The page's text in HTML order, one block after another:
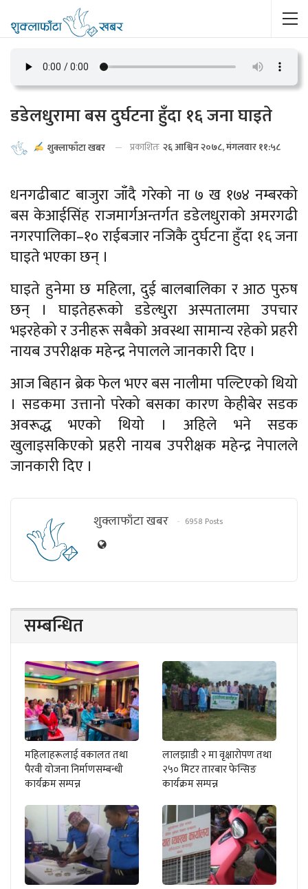
डडेलधुरामा बस दुर्घटना हुँदा १६ जना घाइते
शुक्लाफाँटा खबर प्रकाशितः २६ आश्विन २०७८, मंगलवार ११:५८
धनगढीबाट बाजुरा जाँदै गरेको ना ७ ख १७४ नम्बरको
बस केआईसिंह राजमार्गअन्तर्गत डडेलधुराको अमरगढी
नगरपालिका–१० राईबजार नजिकै दुर्घटना हुँदा १६ जना
घाइते भएका छन् ।
घाइते हुनेमा छ महिला, दुई बालबालिका र आठ पुरुष
छन् । घाइतेहरूको डडेल्धुरा अस्पतालमा उपचार
भइरहेको र उनीहरू सबैको अवस्था सामान्य रहेको प्रहरी
नायब उपरीक्षक महेन्द्र नेपालले जानकारी दिए ।
आज बिहान ब्रेक फेल भएर बस नालीमा पल्टिएको थियो
। सडकमा उत्तानो परेको बसका कारण केहीबेर सडक
अवरूद्ध भएको थियो । अहिले भने सडक
खुलाइसकिएको प्रहरी नायब उपरीक्षक महेन्द्र नेपालले
जानकारी दिए ।
शुक्लाफाँटा खबर 6958 Posts
सम्बन्धित
महिलाहरूलाई वकालत तथा
पैरवी योजना निर्माणसम्बन्धी
कार्यक्रम सम्पन्न
लालझाडी २ मा वृक्षारोपण तथा
२५० मिटर तारबार फेन्सिङ
कार्यक्रम सम्पन्न